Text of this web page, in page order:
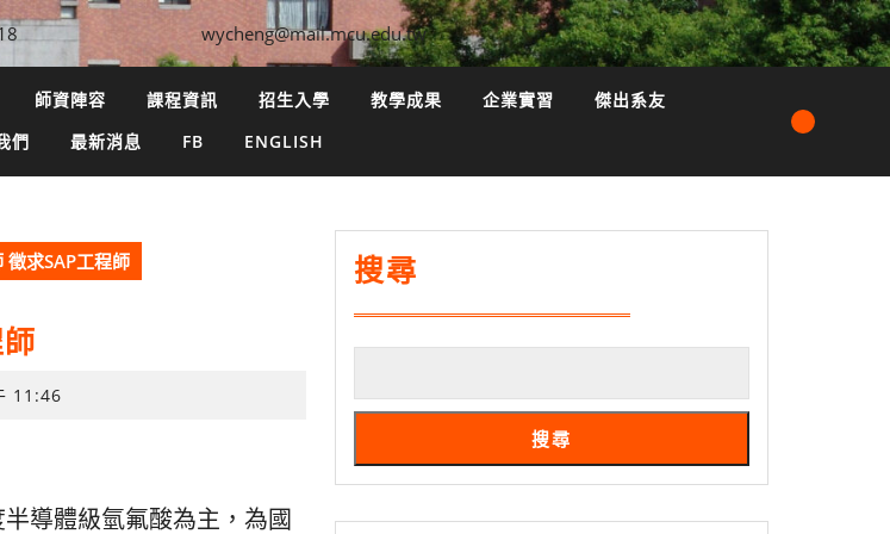
wycheng@mail.mcu.edu.tw
師資陣容 課程資訊 招生入學 教學成果 企業實習
傑出系友
們 最新消息 FB ENGLISH
求SAP工程師
11:46
導體級氫氟酸為主，為國
搜尋
搜尋